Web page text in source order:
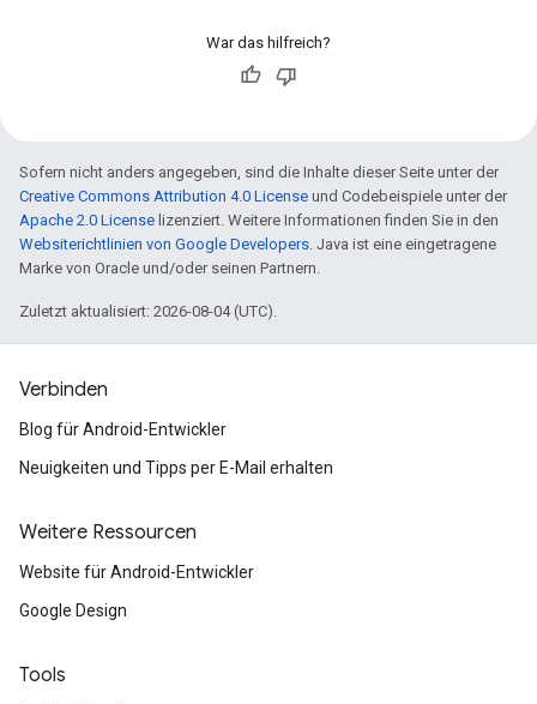
War das hilfreich?
Sofern nicht anders angegeben, sind die Inhalte dieser Seite unter der
Creative Commons Attribution 4.0 License und Codebeispiele unter der
Apache 2.0 License lizenziert. Weitere Informationen finden Sie in den
Websiterichtlinien von Google Developers. Java ist eine eingetragene
Marke von Oracle und/oder seinen Partnern.
Zuletzt aktualisiert: 2026-08-04 (UTC).
Verbinden
Blog für Android-Entwickler
Neuigkeiten und Tipps per E-Mail erhalten
Weitere Ressourcen
Website für Android-Entwickler
Google Design
Tools